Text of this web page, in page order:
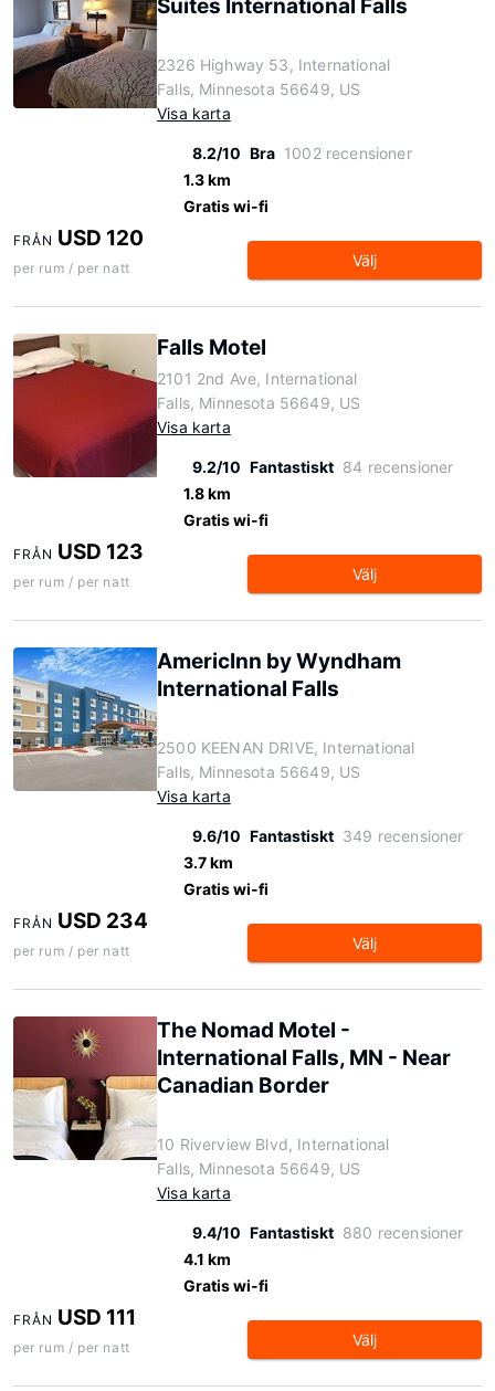
Suites International Falls
2326 Highway 53, International
Falls, Minnesota 56649, US
Visa karta
8.2/10 Bra 1002 recensioner
1.3 km
Gratis wi-fi
FRÅN USD 120
per rum / per natt Välj
Falls Motel
2101 2nd Ave, International
Falls, Minnesota 56649, US
Visa karta
9.2/10 Fantastiskt 84 recensioner
1.8 km
Gratis wi-fi
FRÅN USD 123
per rum / per natt Välj
AmericInn by Wyndham
International Falls
2500 KEENAN DRIVE, International
Falls, Minnesota 56649, US
Visa karta
9.6/10 Fantastiskt 349 recensioner
3.7 km
Gratis wi-fi
FRÅN USD 234
per rum / per natt Välj
The Nomad Motel -
International Falls, MN - Near
Canadian Border
10 Riverview Blvd, International
Falls, Minnesota 56649, US
Visa karta
9.4/10 Fantastiskt 880 recensioner
4.1 km
Gratis wi-fi
FRÅN USD 111
per rum / per natt Välj